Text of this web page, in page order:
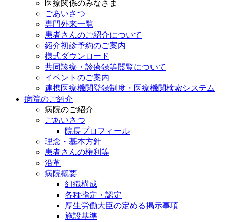
医療関係のみなさま
ごあいさつ
専門外来一覧
患者さんのご紹介について
紹介初診予約のご案内
様式ダウンロード
共同診療・診療録等閲覧について
イベントのご案内
連携医療機関登録制度・医療機関検索システム
病院のご紹介
病院のご紹介
ごあいさつ
院長プロフィール
理念・基本方針
患者さんの権利等
沿革
病院概要
組織構成
各種指定・認定
厚生労働大臣の定める掲示事項
施設基準